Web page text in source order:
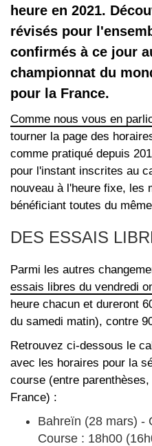
heure en 2021.
révisés pour
confirmés à ce jour
championnat du
pour la France.
Comme nous vous en
tourner la page des
comme pratiqué depuis
pour l'instant inscrites au
nouveau à l'heure fixe, les
bénéficiant toutes du
DES ESSAIS
Parmi les autres
essais libres du vendredi
heure chacun et dureront
du samedi matin), contre
Retrouvez ci-dessous le
avec les horaires pour la
course (entre
France) :
Bahreïn (28 mars) -
Course : 18h00